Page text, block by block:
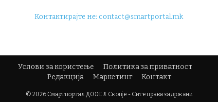
Контактирајте не:contact@smartportal.mk
Услови за користење
Политика за приватност
Редакција
Маркетинг Контакт
© 2026 Смартпортал ДООЕЛ Скопје - Сите права задржани